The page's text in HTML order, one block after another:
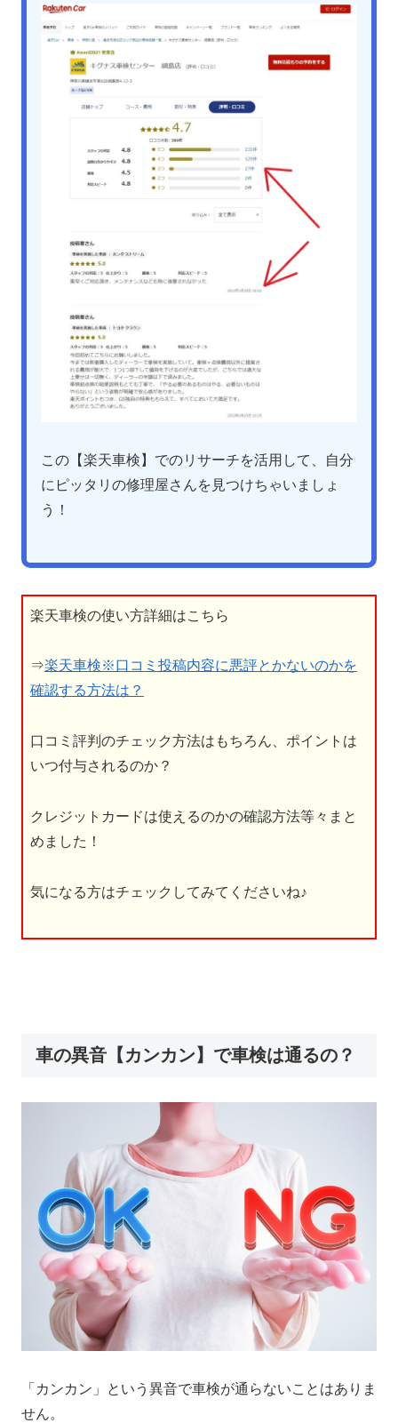
この【楽天車検】でのリサーチを活用して、自分
にピッタリの修理屋さんを見つけちゃいましょ
う！
楽天車検の使い方詳細はこちら
⇒楽天車検※口コミ投稿内容に悪評とかないのかを
確認する方法は？
口コミ評判のチェック方法はもちろん、ポイントは
いつ付与されるのか？
クレジットカードは使えるのかの確認方法等々まと
めました！
気になる方はチェックしてみてくださいね♪
車の異音【カンカン】で車検は通るの？
「カンカン」という異音で車検が通らないことはありま
せん。